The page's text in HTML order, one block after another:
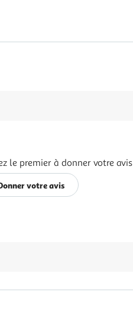
le premier à donner votre avis
votre avis